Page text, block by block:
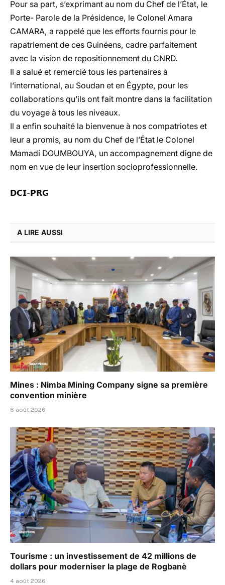
Pour sa part, s’exprimant au nom du Chef de l’État, le
Porte- Parole de la Présidence, le Colonel Amara
CAMARA, a rappelé que les efforts fournis pour le
rapatriement de ces Guinéens, cadre parfaitement
avec la vision de repositionnement du CNRD.
Il a salué et remercié tous les partenaires à
l’international, au Soudan et en Égypte, pour les
collaborations qu’ils ont fait montre dans la facilitation
du voyage à tous les niveaux.
Il a enfin souhaité la bienvenue à nos compatriotes et
leur a promis, au nom du Chef de l’État le Colonel
Mamadi DOUMBOUYA, un accompagnement digne de
nom en vue de leur insertion socioprofessionnelle.
𝗗𝗖𝗜-𝗣𝗥𝗚
A LIRE AUSSI
Mines : Nimba Mining Company signe sa première
convention minière
6 août 2026
Tourisme : un investissement de 42 millions de
dollars pour moderniser la plage de Rogbanè
4 août 2026